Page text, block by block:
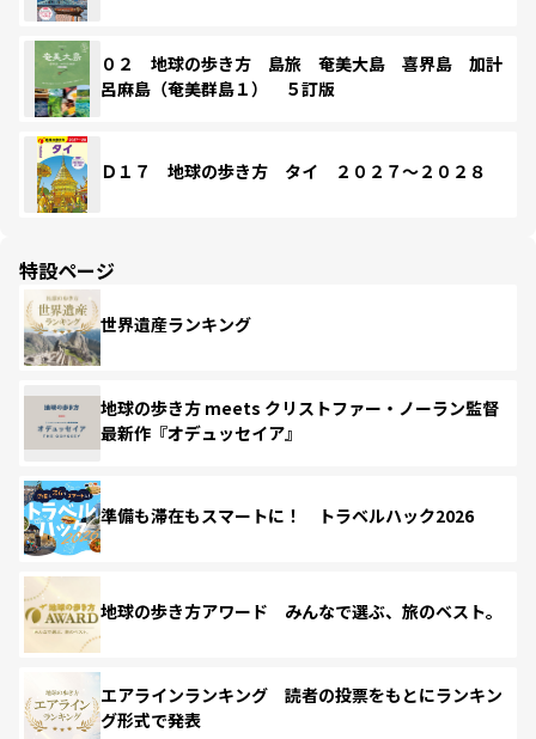
０２ 地球の歩き方 島旅 奄美大島 喜界島 加計
呂麻島（奄美群島１） ５訂版
Ｄ１７ 地球の歩き方 タイ ２０２７～２０２８
特設ページ
世界遺産ランキング
地球の歩き方 meets クリストファー・ノーラン監督
最新作『オデュッセイア』
準備も滞在もスマートに！ トラベルハック2026
地球の歩き方アワード みんなで選ぶ、旅のベスト。
エアラインランキング 読者の投票をもとにランキン
グ形式で発表